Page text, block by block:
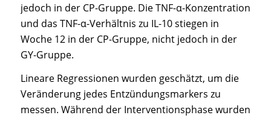
jedoch in der CP-Gruppe. Die TNF-α-Konzentration
und das TNF-α-Verhältnis zu IL-10 stiegen in
Woche 12 in der CP-Gruppe, nicht jedoch in der
GY-Gruppe.
Lineare Regressionen wurden geschätzt, um die
Veränderung jedes Entzündungsmarkers zu
messen. Während der Interventionsphase wurden